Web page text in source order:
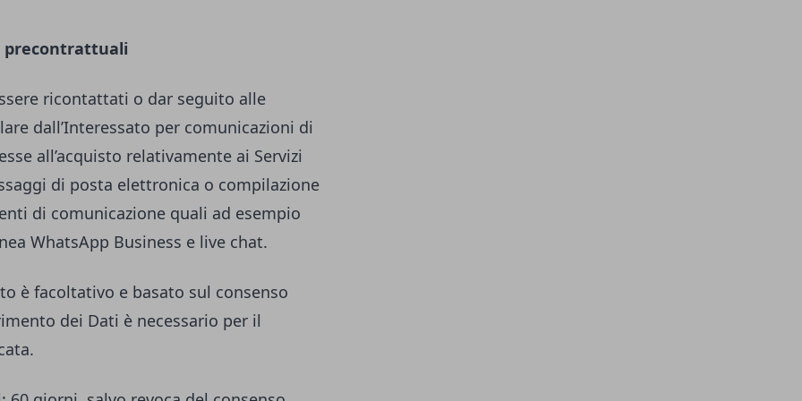
precontrattuali
ricontattati o dar seguito alle
dall’Interessato per comunicazioni di
all’acquisto relativamente ai Servizi
di posta elettronica o compilazione
di comunicazione quali ad esempio
WhatsApp Business e live chat.
è facoltativo e basato sul consenso
dei Dati è necessario per il